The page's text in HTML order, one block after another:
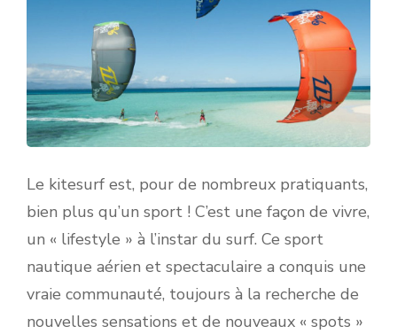
Le kitesurf est, pour de nombreux pratiquants,
bien plus qu’un sport ! C’est une façon de vivre,
un « lifestyle » à l’instar du surf. Ce sport
nautique aérien et spectaculaire a conquis une
vraie communauté, toujours à la recherche de
nouvelles sensations et de nouveaux « spots »